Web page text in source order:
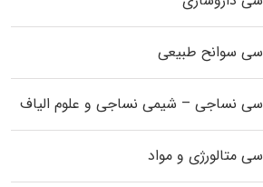
سوانح طبیعی
نساجی – شیمی نساجی و علوم الیاف
متالورژی و مواد